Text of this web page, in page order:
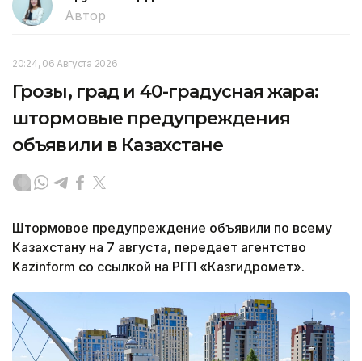
Автор
20:24, 06 Августа 2026
Грозы, град и 40-градусная жара:
штормовые предупреждения
объявили в Казахстане
Штормовое предупреждение объявили по всему
Казахстану на 7 августа, передает агентство
Kazinform со ссылкой на РГП «Казгидромет».